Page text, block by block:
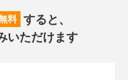
料 すると、
いただけます